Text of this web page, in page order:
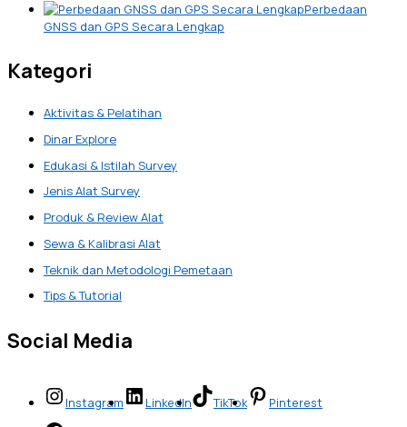
Perbedaan
GNSS dan GPS Secara Lengkap
Kategori
Aktivitas & Pelatihan
Dinar Explore
Edukasi & Istilah Survey
Jenis Alat Survey
Produk & Review Alat
Sewa & Kalibrasi Alat
Teknik dan Metodologi Pemetaan
Tips & Tutorial
Social Media
Instagram LinkedIn TikTok Pinterest